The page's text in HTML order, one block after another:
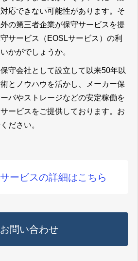
応できない可能性があります。そ
の第三者企業が保守サービスを提
サービス（EOSLサービス）の利
かがでしょうか。
守会社として設立して以来50年以
とノウハウを活かし、メーカー保
バやストレージなどの安定稼働を
ービスをご提供しております。お
ださい。
ービスの詳細はこちら
お問い合わせ